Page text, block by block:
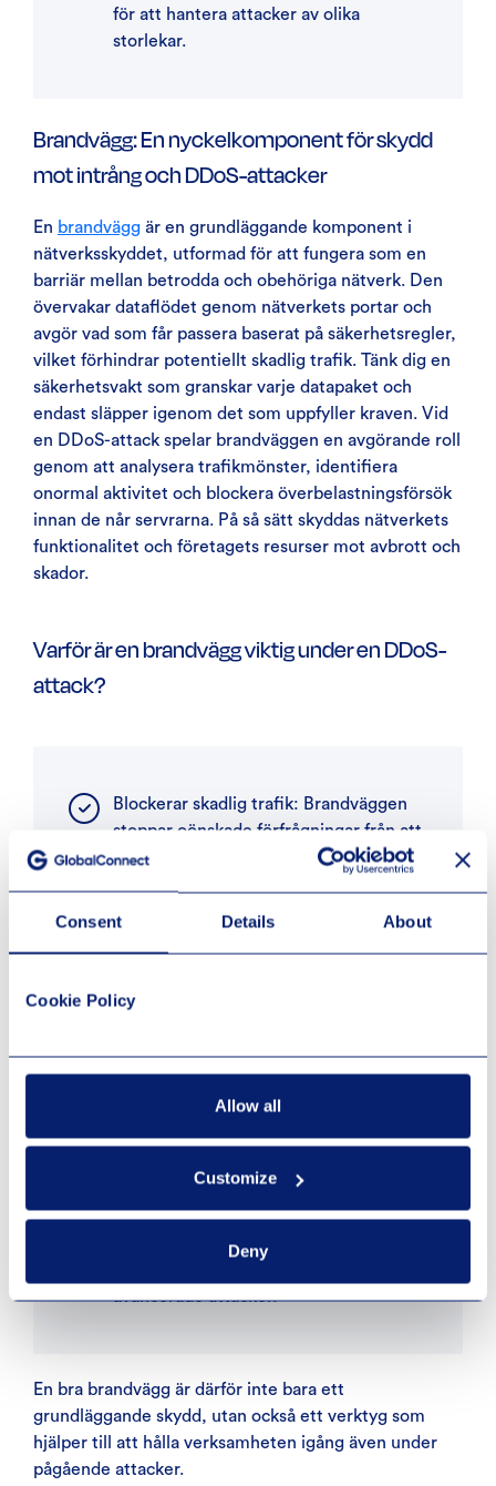
Consent Details About
Cookie Policy
Allow all
Customize
Deny
för att hantera attacker av olika
storlekar.
Brandvägg: En nyckelkomponent för skydd
mot intrång och DDoS-attacker
En brandvägg är en grundläggande komponent i
nätverksskyddet, utformad för att fungera som en
barriär mellan betrodda och obehöriga nätverk. Den
övervakar dataflödet genom nätverkets portar och
avgör vad som får passera baserat på säkerhetsregler,
vilket förhindrar potentiellt skadlig trafik. Tänk dig en
säkerhetsvakt som granskar varje datapaket och
endast släpper igenom det som uppfyller kraven. Vid
en DDoS-attack spelar brandväggen en avgörande roll
genom att analysera trafikmönster, identifiera
onormal aktivitet och blockera överbelastningsförsök
innan de når servrarna. På så sätt skyddas nätverkets
funktionalitet och företagets resurser mot avbrott och
skador.
Varför är en brandvägg viktig under en DDoS-
attack?
Blockerar skadlig trafik: Brandväggen
stoppar oönskade förfrågningar från att
nå dina system, vilket avlastar
Filtrerar misstänkta mönster: Trafiken
analyseras för att upptäcka och blockera
DDoS-attack.
Skyddar interna resurser: Genom att
brandväggen att interna data och
resurser utsätts för hot.
Komplement till DDoS-skydd:
Tillsammans med DDoS-skydd ger
brandväggen ett extra lager säkerhet
avancerade attacker.
En bra brandvägg är därför inte bara ett
grundläggande skydd, utan också ett verktyg som
hjälper till att hålla verksamheten igång även under
pågående attacker.